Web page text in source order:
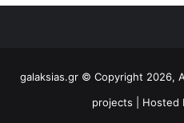
galaksias.gr © Copyright 2026,
projects | Hosted